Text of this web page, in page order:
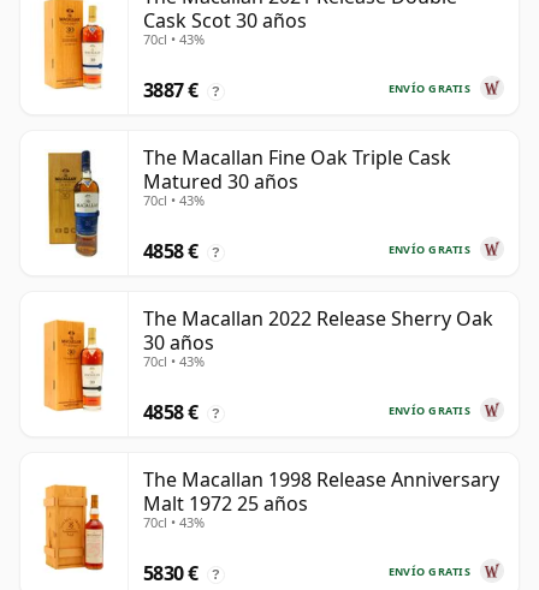
Cask Scot 30 años
70cl • 43%
ENVÍO GRATIS
3887 € ?
The Macallan Fine Oak Triple Cask
Matured 30 años
70cl • 43%
ENVÍO GRATIS
4858 € ?
The Macallan 2022 Release Sherry Oak
30 años
70cl • 43%
ENVÍO GRATIS
4858 € ?
The Macallan 1998 Release Anniversary
Malt 1972 25 años
70cl • 43%
ENVÍO GRATIS
5830 € ?